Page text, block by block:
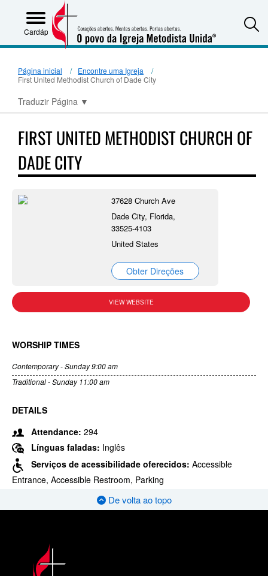
Cardápio
Página inicial
Encontre uma Igreja
First United Methodist Church of Dade City
Traduzir Página ▼
FIRST UNITED METHODIST CHURCH OF
DADE CITY
37628 Church Ave
Dade City, Florida,
33525-4103
United States
Obter Direções
VIEW WEBSITE
WORSHIP TIMES
Contemporary - Sunday 9:00 am
Traditional - Sunday 11:00 am
DETAILS
Attendance: 294
Línguas faladas: Inglês
Serviços de acessibilidade oferecidos: Accessible
Entrance, Accessible Restroom, Parking
De volta ao topo